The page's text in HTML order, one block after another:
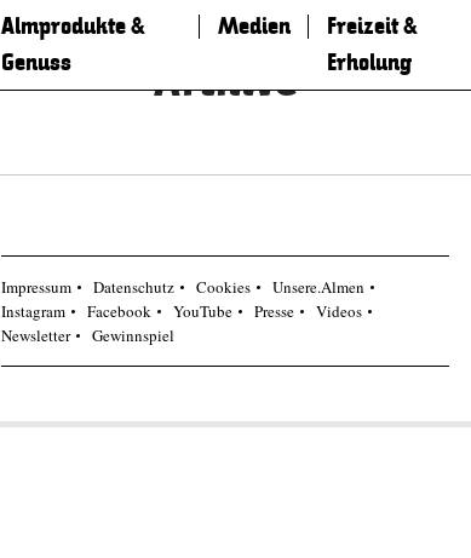
Almprodukte &
Genuss
Medien
Freizeit &
Erholung
Archive
Impressum Datenschutz Cookies
Unsere.Almen
Instagram
Facebook YouTube Presse
Videos
Newsletter
Gewinnspiel